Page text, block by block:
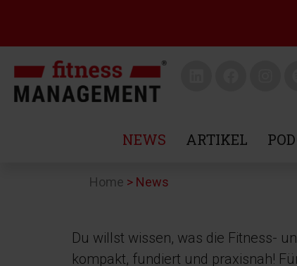
NEWS ARTIKEL
Home > News
Du willst wissen, was die Fitness-
kompakt, fundiert und praxisnah!